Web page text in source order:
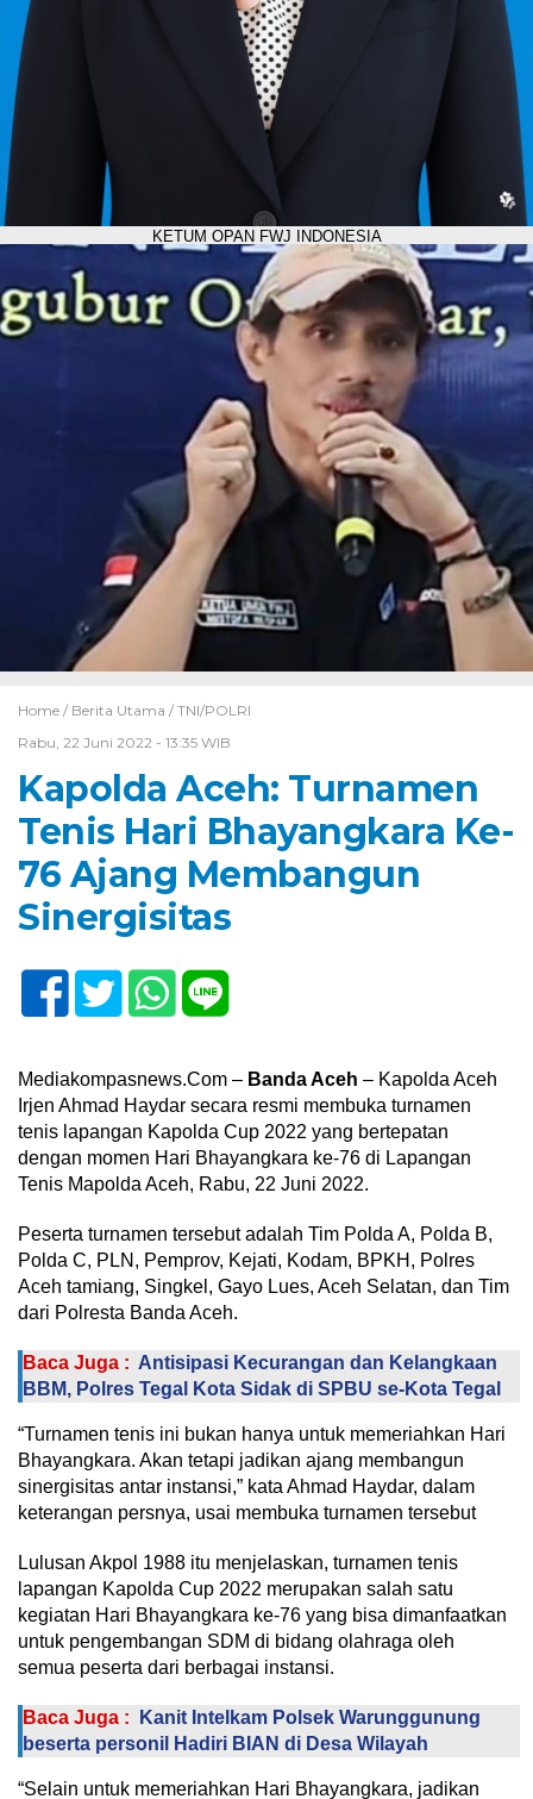
KETUM OPAN FWJ INDONESIA
Home / Berita Utama / TNI/POLRI
Rabu, 22 Juni 2022 - 13:35 WIB
Kapolda Aceh: Turnamen
Tenis Hari Bhayangkara Ke-
76 Ajang Membangun
Sinergisitas
Mediakompasnews.Com – Banda Aceh – Kapolda Aceh
Irjen Ahmad Haydar secara resmi membuka turnamen
tenis lapangan Kapolda Cup 2022 yang bertepatan
dengan momen Hari Bhayangkara ke-76 di Lapangan
Tenis Mapolda Aceh, Rabu, 22 Juni 2022.
Peserta turnamen tersebut adalah Tim Polda A, Polda B,
Polda C, PLN, Pemprov, Kejati, Kodam, BPKH, Polres
Aceh tamiang, Singkel, Gayo Lues, Aceh Selatan, dan Tim
dari Polresta Banda Aceh.
Baca Juga : Antisipasi Kecurangan dan Kelangkaan
BBM, Polres Tegal Kota Sidak di SPBU se-Kota Tegal
“Turnamen tenis ini bukan hanya untuk memeriahkan Hari
Bhayangkara. Akan tetapi jadikan ajang membangun
sinergisitas antar instansi,” kata Ahmad Haydar, dalam
keterangan persnya, usai membuka turnamen tersebut
Lulusan Akpol 1988 itu menjelaskan, turnamen tenis
lapangan Kapolda Cup 2022 merupakan salah satu
kegiatan Hari Bhayangkara ke-76 yang bisa dimanfaatkan
untuk pengembangan SDM di bidang olahraga oleh
semua peserta dari berbagai instansi.
Baca Juga :
Kanit Intelkam Polsek Warunggunung
beserta personil Hadiri BIAN di Desa Wilayah
“Selain untuk memeriahkan Hari Bhayangkara, jadikan